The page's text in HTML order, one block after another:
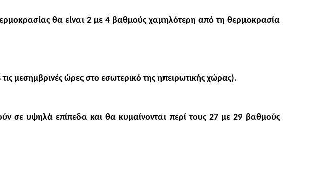
θα είναι 2 με 4 βαθμούς χαμηλότερη από τη θερμοκρασία
μεσημβρινές ώρες στο εσωτερικό της ηπειρωτικής χώρας).
σε υψηλά επίπεδα και θα κυμαίνονται περί τους 27 με 29 βαθμούς